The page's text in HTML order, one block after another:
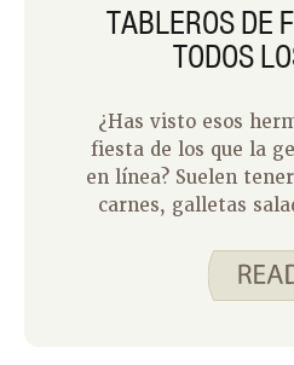
TABLEROS DE
TODOS
¿Has visto esos
fiesta de los que la
en línea? Suelen
carnes, galletas
encantan como
fiesta. No he tenido